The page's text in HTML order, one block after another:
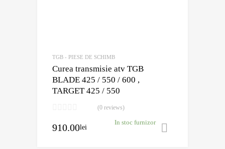
TGB - PIESE DE SCHIMB
Curea transmisie atv TGB
BLADE 425 / 550 / 600 ,
TARGET 425 / 550
(0 reviews)
910.00lei
In stoc furnizor